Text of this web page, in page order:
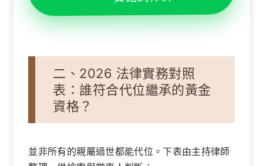
二、2026 法律實務對照
表：誰符合代位繼承的黃金
資格？
並非所有的親屬過世都能代位。下表由主持律師